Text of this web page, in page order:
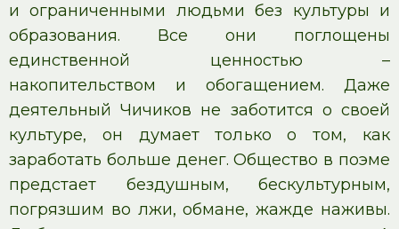
и ограниченными людьми без культуры и
образования. Все они поглощены
единственной ценностью –
накопительством и обогащением. Даже
деятельный Чичиков не заботится о своей
культуре, он думает только о том, как
заработать больше денег. Общество в поэме
предстает бездушным, бескультурным,
погрязшим во лжи, обмане, жажде наживы.